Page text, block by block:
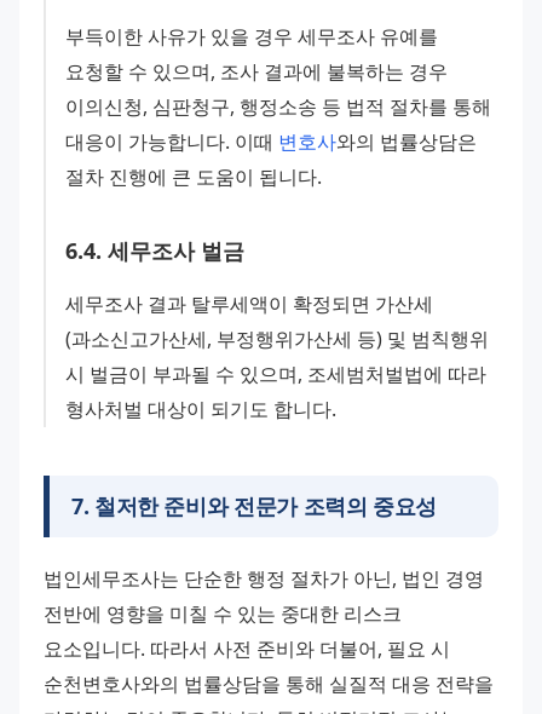
부득이한 사유가 있을 경우 세무조사 유예를
요청할 수 있으며, 조사 결과에 불복하는 경우
이의신청, 심판청구, 행정소송 등 법적 절차를 통해
대응이 가능합니다. 이때 변호사와의 법률상담은
절차 진행에 큰 도움이 됩니다.
6.4. 세무조사 벌금
세무조사 결과 탈루세액이 확정되면 가산세
(과소신고가산세, 부정행위가산세 등) 및 범칙행위
시 벌금이 부과될 수 있으며, 조세범처벌법에 따라
형사처벌 대상이 되기도 합니다.
7. 철저한 준비와 전문가 조력의 중요성
법인세무조사는 단순한 행정 절차가 아닌, 법인 경영
전반에 영향을 미칠 수 있는 중대한 리스크
요소입니다. 따라서 사전 준비와 더불어, 필요 시
순천변호사와의 법률상담을 통해 실질적 대응 전략을